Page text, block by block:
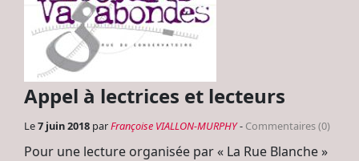
Appel à lectrices et lecteurs
Le7 juin 2018 parFrançoise VIALLON-MURPHY- Commentaires (0)
Pour une lecture organisée par « La Rue Blanche »